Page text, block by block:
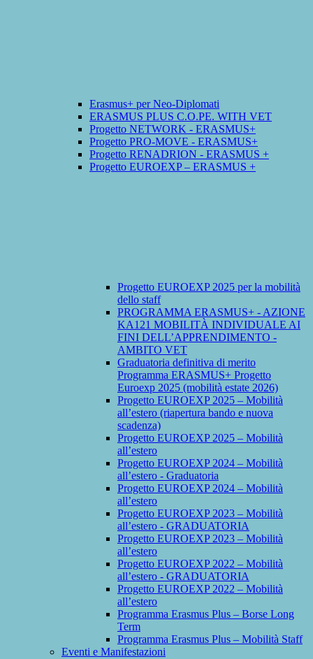
Erasmus+ per Neo-Diplomati
ERASMUS PLUS C.O.PE. WITH VET
Progetto NETWORK - ERASMUS+
Progetto PRO-MOVE - ERASMUS+
Progetto RENADRION - ERASMUS +
Progetto EUROEXP – ERASMUS +
Progetto EUROEXP 2025 per la mobilità
dello staff
PROGRAMMA ERASMUS+ - AZIONE
KA121 MOBILITÀ INDIVIDUALE AI
FINI DELL’APPRENDIMENTO -
AMBITO VET
Graduatoria definitiva di merito
Programma ERASMUS+ Progetto
Euroexp 2025 (mobilità estate 2026)
Progetto EUROEXP 2025 – Mobilità
all’estero (riapertura bando e nuova
scadenza)
Progetto EUROEXP 2025 – Mobilità
all’estero
Progetto EUROEXP 2024 – Mobilità
all’estero - Graduatoria
Progetto EUROEXP 2024 – Mobilità
all’estero
Progetto EUROEXP 2023 – Mobilità
all’estero - GRADUATORIA
Progetto EUROEXP 2023 – Mobilità
all’estero
Progetto EUROEXP 2022 – Mobilità
all’estero - GRADUATORIA
Progetto EUROEXP 2022 – Mobilità
all’estero
Programma Erasmus Plus – Borse Long
Term
Programma Erasmus Plus – Mobilità Staff
Eventi e Manifestazioni